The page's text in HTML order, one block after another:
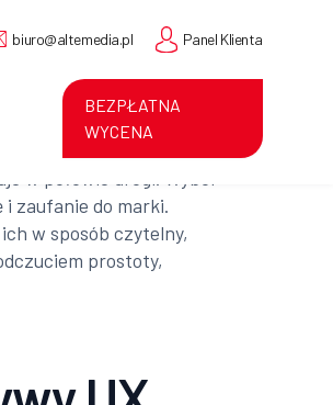
biuro@altemedia.pl Panel Klienta
BEZPŁATNA
WYCENA
w połowie drogi. Wybór
zaufanie do marki.
w sposób czytelny,
prostoty,